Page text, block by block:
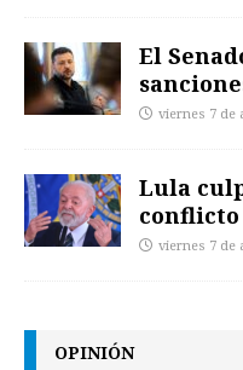
El
viernes 7 de
Lula
conflicto
viernes 7 de
OPINIÓN